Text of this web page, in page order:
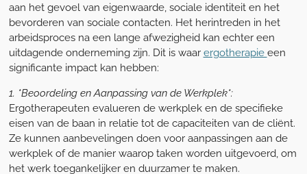
aan het gevoel van eigenwaarde, sociale identiteit en het
bevorderen van sociale contacten. Het herintreden in het
arbeidsproces na een lange afwezigheid kan echter een
uitdagende onderneming zijn. Dit is waar ergotherapie een
significante impact kan hebben:
1. *Beoordeling en Aanpassing van de Werkplek*:
Ergotherapeuten evalueren de werkplek en de specifieke
eisen van de baan in relatie tot de capaciteiten van de cliënt.
Ze kunnen aanbevelingen doen voor aanpassingen aan de
werkplek of de manier waarop taken worden uitgevoerd, om
het werk toegankelijker en duurzamer te maken.